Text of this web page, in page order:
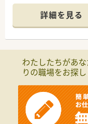
■お近くにコンビ
≪こんな薬局で
■地域密着をモッ
■会社として社員
ります。
■今後も店舗展開
■社長や役員との
アマネージャーや
ます。
■独立開業支援制
す。
詳細を見る
わたしたちがあ
りの職場をお探し